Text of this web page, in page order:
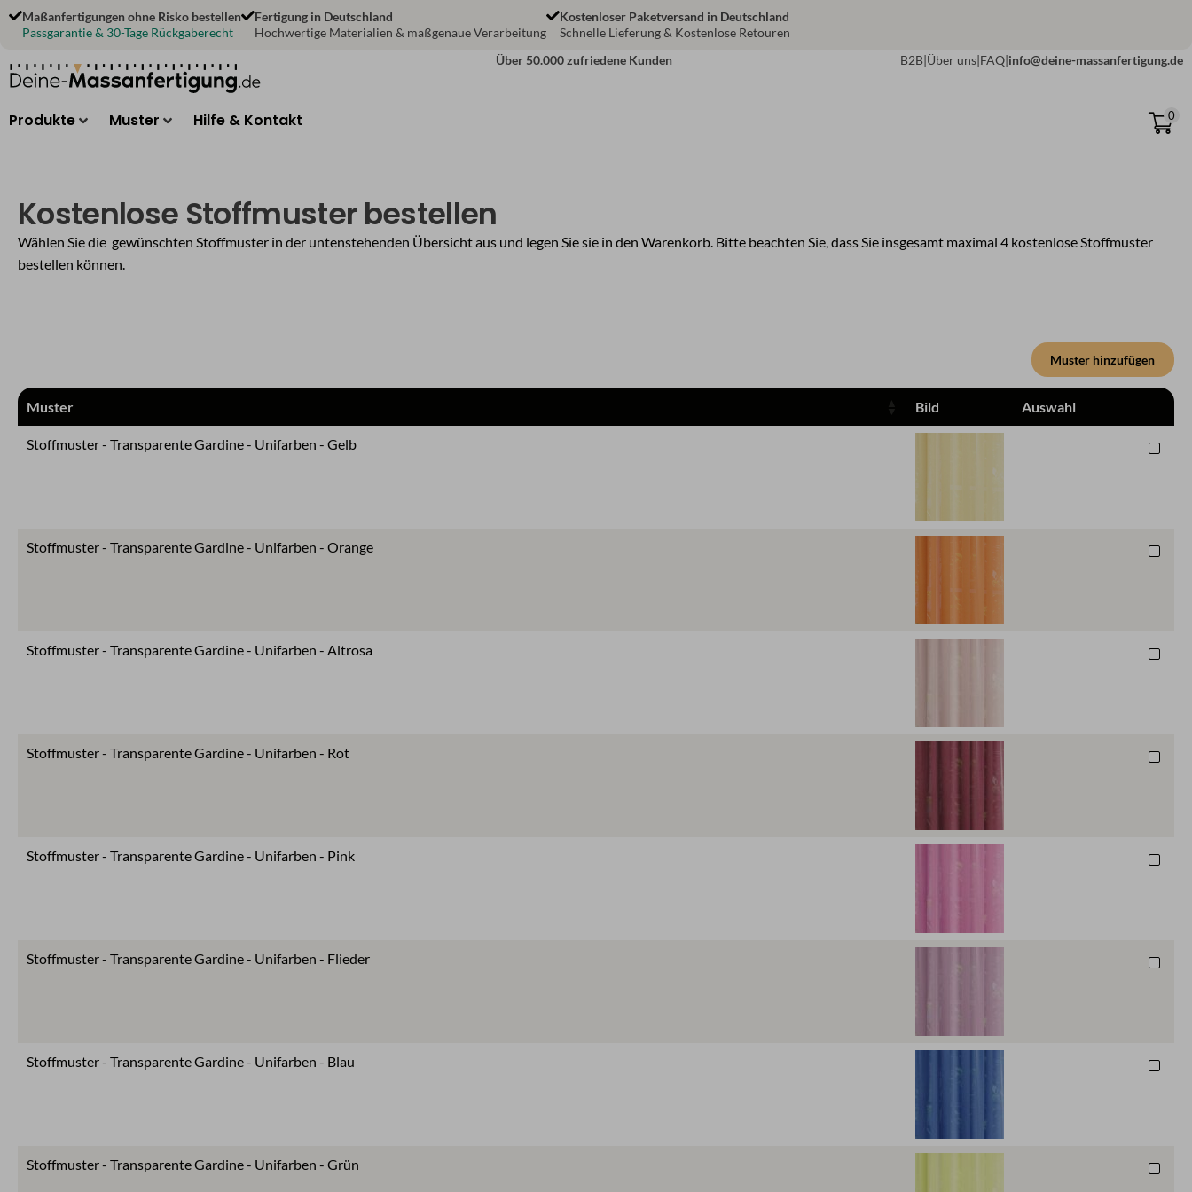
Zum
Inhalt
Maßanfertigungen ohne Risko bestellen
Passgarantie & 30-Tage Rückgaberecht
Fertigung in Deutschland
Hochwertige Materialien & maßgenaue Verarbeitung
Kostenloser Paketversand in Deutschland
Schnelle Lieferung & Kostenlose Retouren
Über 50.000 zufriedene Kunden
B2B|Über uns|FAQ|info@deine-massanfertigung.de
Produkte Muster Hilfe & Kontakt 0
Kostenlose Stoffmuster bestellen
Wählen Sie die gewünschten Stoffmuster in der untenstehenden Übersicht aus und legen Sie sie in den Warenkorb. Bitte beachten Sie, dass Sie insgesamt maximal 4 kostenlose Stoffmuster
bestellen können.
Muster Bild Auswahl
Stoffmuster - Transparente Gardine - Unifarben - Gelb
Stoffmuster - Transparente Gardine - Unifarben - Orange
Stoffmuster - Transparente Gardine - Unifarben - Altrosa
Stoffmuster - Transparente Gardine - Unifarben - Rot
Stoffmuster - Transparente Gardine - Unifarben - Pink
Stoffmuster - Transparente Gardine - Unifarben - Flieder
Stoffmuster - Transparente Gardine - Unifarben - Blau
Stoffmuster - Transparente Gardine - Unifarben - Grün